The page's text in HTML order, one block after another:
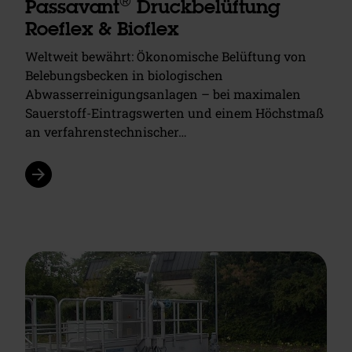
Passavant
Druckbelüftung
Roeflex & Bioflex
Weltweit bewährt: Ökonomische Belüftung von
Belebungsbecken in biologischen
Abwasserreinigungsanlagen – bei maximalen
Sauerstoff-Eintragswerten und einem Höchstmaß
an verfahrenstechnischer…
arrow_forward